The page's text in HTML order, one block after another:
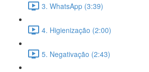
3. WhatsApp (3:39)
4. Higienização (2:00)
5. Negativação (2:43)